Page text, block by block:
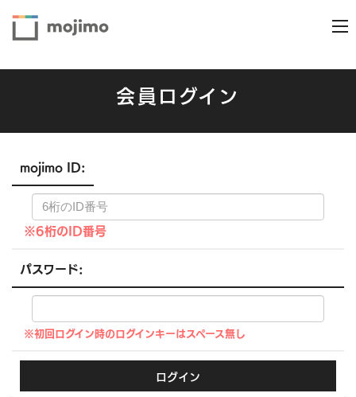
会員ログイン
mojimo ID:
※6桁のID番号
パスワード:
※初回ログイン時のログインキーはスペース無し
ログイン